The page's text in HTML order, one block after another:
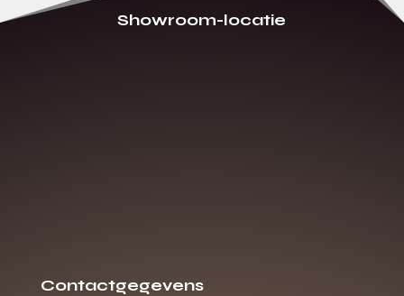
Showroom-locatie
Contactgegevens